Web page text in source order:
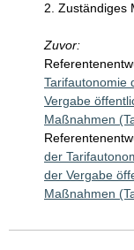
2. Zuständiges
Zuvor:
Tarifautonomie
Vergabe
Maßnahmen
der
der Vergabe
Maßnahmen